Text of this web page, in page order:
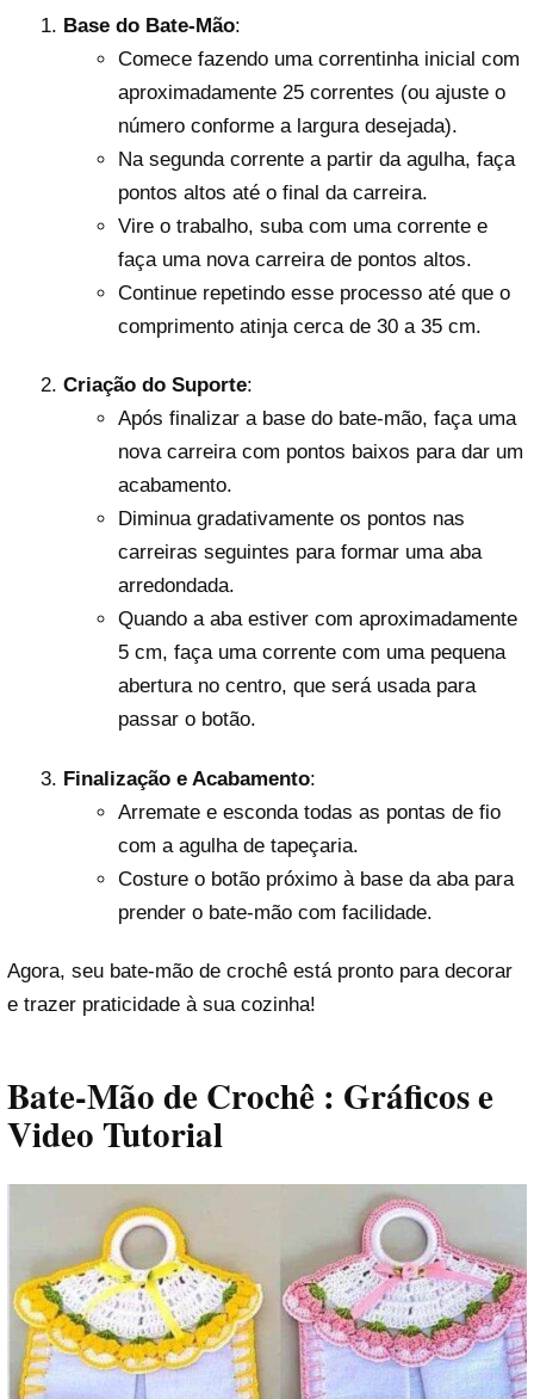
Base do Bate-Mão:
Comece fazendo uma correntinha inicial com
aproximadamente 25 correntes (ou ajuste o
número conforme a largura desejada).
Na segunda corrente a partir da agulha, faça
pontos altos até o final da carreira.
Vire o trabalho, suba com uma corrente e
faça uma nova carreira de pontos altos.
Continue repetindo esse processo até que o
comprimento atinja cerca de 30 a 35 cm.
Criação do Suporte:
Após finalizar a base do bate-mão, faça uma
nova carreira com pontos baixos para dar um
acabamento.
Diminua gradativamente os pontos nas
carreiras seguintes para formar uma aba
arredondada.
Quando a aba estiver com aproximadamente
5 cm, faça uma corrente com uma pequena
abertura no centro, que será usada para
passar o botão.
Finalização e Acabamento:
Arremate e esconda todas as pontas de fio
com a agulha de tapeçaria.
Costure o botão próximo à base da aba para
prender o bate-mão com facilidade.
Agora, seu bate-mão de crochê está pronto para decorar
e trazer praticidade à sua cozinha!
Bate-Mão de Crochê : Gráficos e
Video Tutorial